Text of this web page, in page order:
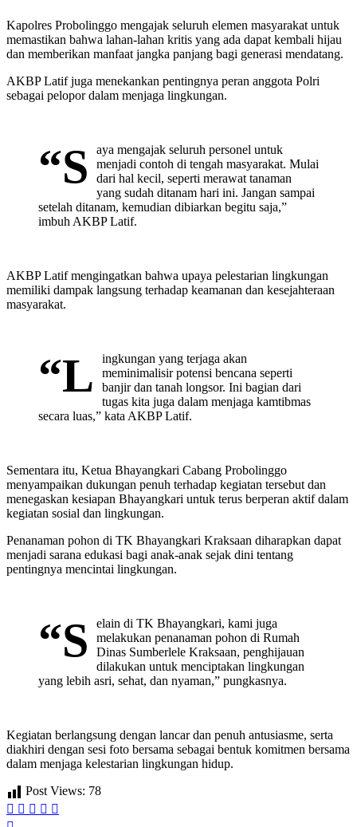
Kapolres Probolinggo mengajak seluruh elemen masyarakat untuk
memastikan bahwa lahan-lahan kritis yang ada dapat kembali hijau
dan memberikan manfaat jangka panjang bagi generasi mendatang.
AKBP Latif juga menekankan pentingnya peran anggota Polri
sebagai pelopor dalam menjaga lingkungan.
“S
aya mengajak seluruh personel untuk
menjadi contoh di tengah masyarakat. Mulai
dari hal kecil, seperti merawat tanaman
yang sudah ditanam hari ini. Jangan sampai
setelah ditanam, kemudian dibiarkan begitu saja,”
imbuh AKBP Latif.
AKBP Latif mengingatkan bahwa upaya pelestarian lingkungan
memiliki dampak langsung terhadap keamanan dan kesejahteraan
masyarakat.
“L
ingkungan yang terjaga akan
meminimalisir potensi bencana seperti
banjir dan tanah longsor. Ini bagian dari
tugas kita juga dalam menjaga kamtibmas
secara luas,” kata AKBP Latif.
Sementara itu, Ketua Bhayangkari Cabang Probolinggo
menyampaikan dukungan penuh terhadap kegiatan tersebut dan
menegaskan kesiapan Bhayangkari untuk terus berperan aktif dalam
kegiatan sosial dan lingkungan.
Penanaman pohon di TK Bhayangkari Kraksaan diharapkan dapat
menjadi sarana edukasi bagi anak-anak sejak dini tentang
pentingnya mencintai lingkungan.
“S
elain di TK Bhayangkari, kami juga
melakukan penanaman pohon di Rumah
Dinas Sumberlele Kraksaan, penghijauan
dilakukan untuk menciptakan lingkungan
yang lebih asri, sehat, dan nyaman,” pungkasnya.
Kegiatan berlangsung dengan lancar dan penuh antusiasme, serta
diakhiri dengan sesi foto bersama sebagai bentuk komitmen bersama
dalam menjaga kelestarian lingkungan hidup.
Post Views: 78